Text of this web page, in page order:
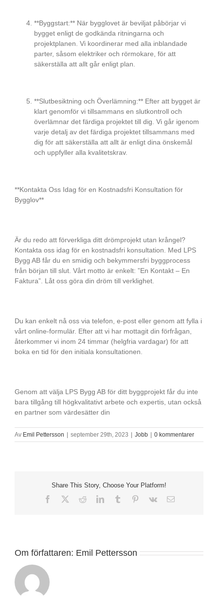
**Byggstart:** När bygglovet är beviljat påbörjar vi
bygget enligt de godkända ritningarna och
projektplanen. Vi koordinerar med alla inblandade
parter, såsom elektriker och rörmokare, för att
säkerställa att allt går enligt plan.
**Slutbesiktning och Överlämning:** Efter att bygget är
klart genomför vi tillsammans en slutkontroll och
överlämnar det färdiga projektet till dig. Vi går igenom
varje detalj av det färdiga projektet tillsammans med
dig för att säkerställa att allt är enligt dina önskemål
och uppfyller alla kvalitetskrav.
**Kontakta Oss Idag för en Kostnadsfri Konsultation för
Bygglov**
Är du redo att förverkliga ditt drömprojekt utan krångel?
Kontakta oss idag för en kostnadsfri konsultation. Med LPS
Bygg AB får du en smidig och bekymmersfri byggprocess
från början till slut. Vårt motto är enkelt: ”En Kontakt – En
Faktura”. Låt oss göra din dröm till verklighet.
Du kan enkelt nå oss via telefon, e-post eller genom att fylla i
vårt online-formulär. Efter att vi har mottagit din förfrågan,
återkommer vi inom 24 timmar (helgfria vardagar) för att
boka en tid för den initiala konsultationen.
Genom att välja LPS Bygg AB för ditt byggprojekt får du inte
bara tillgång till högkvalitativt arbete och expertis, utan också
en partner som värdesätter din
Av Emil Pettersson september 29th, 2023 Jobb 0 kommentarer
Share This Story, Choose Your Platform!
Facebook RedditLinkedInTumblr Pinterest
Vk
E-
Om författaren: Emil Pettersson